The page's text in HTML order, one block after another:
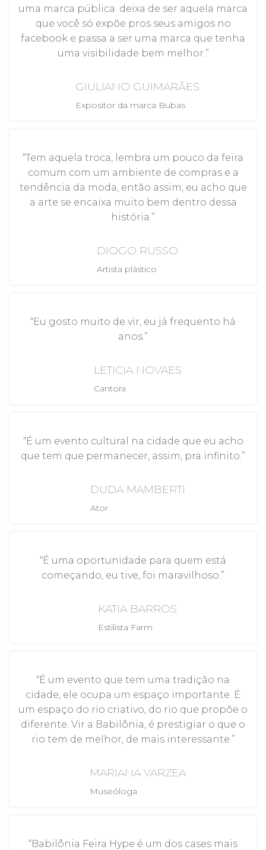
uma marca pública. deixa de ser aquela marca
que você só expõe pros seus amigos no
facebook e passa a ser uma marca que tenha
uma visibilidade bem melhor.”
GIULIANO GUIMARÃES
Expositor da marca Bubas
“Tem aquela troca, lembra um pouco da feira
comum com um ambiente de compras e a
tendência da moda, então assim, eu acho que
a arte se encaixa muito bem dentro dessa
história.”
DIOGO RUSSO
Artista plástico
“Eu gosto muito de vir, eu já frequento há
anos.”
LETICIA NOVAES
Cantora
“É um evento cultural na cidade que eu acho
que tem que permanecer, assim, pra infinito.”
DUDA MAMBERTI
Ator
“É uma oportunidade para quem está
começando, eu tive, foi maravilhoso.”
KATIA BARROS
Estilista Farm
“É um evento que tem uma tradição na
cidade, ele ocupa um espaço importante. É
um espaço do rio criativo, do rio que propõe o
diferente. Vir a Babilônia, é prestigiar o que o
rio tem de melhor, de mais interessante.”
MARIANA VARZEA
Museóloga
“Babilônia Feira Hype é um dos cases mais